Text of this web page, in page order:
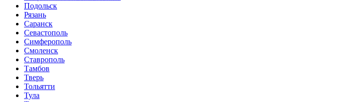
Подольск
Рязань
Саранск
Севастополь
Симферополь
Смоленск
Ставрополь
Тамбов
Тверь
Тольятти
Тула